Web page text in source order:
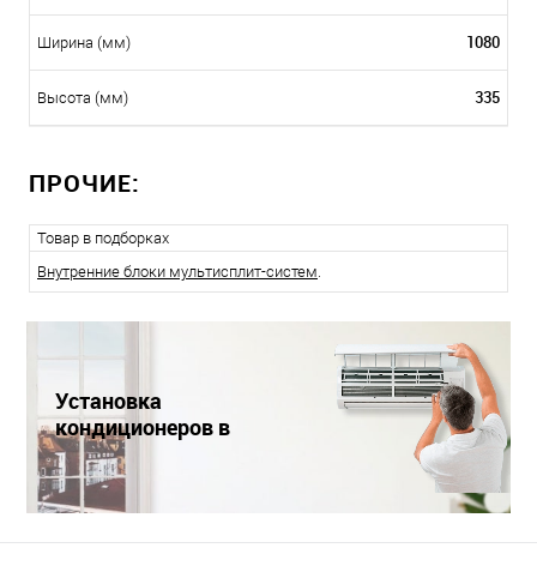
Ширина (мм) 1080
Высота (мм) 335
ПРОЧИЕ:
Товар в подборках
Внутренние блоки мультисплит-систем.
Установка
кондиционеров в
Краснодаре